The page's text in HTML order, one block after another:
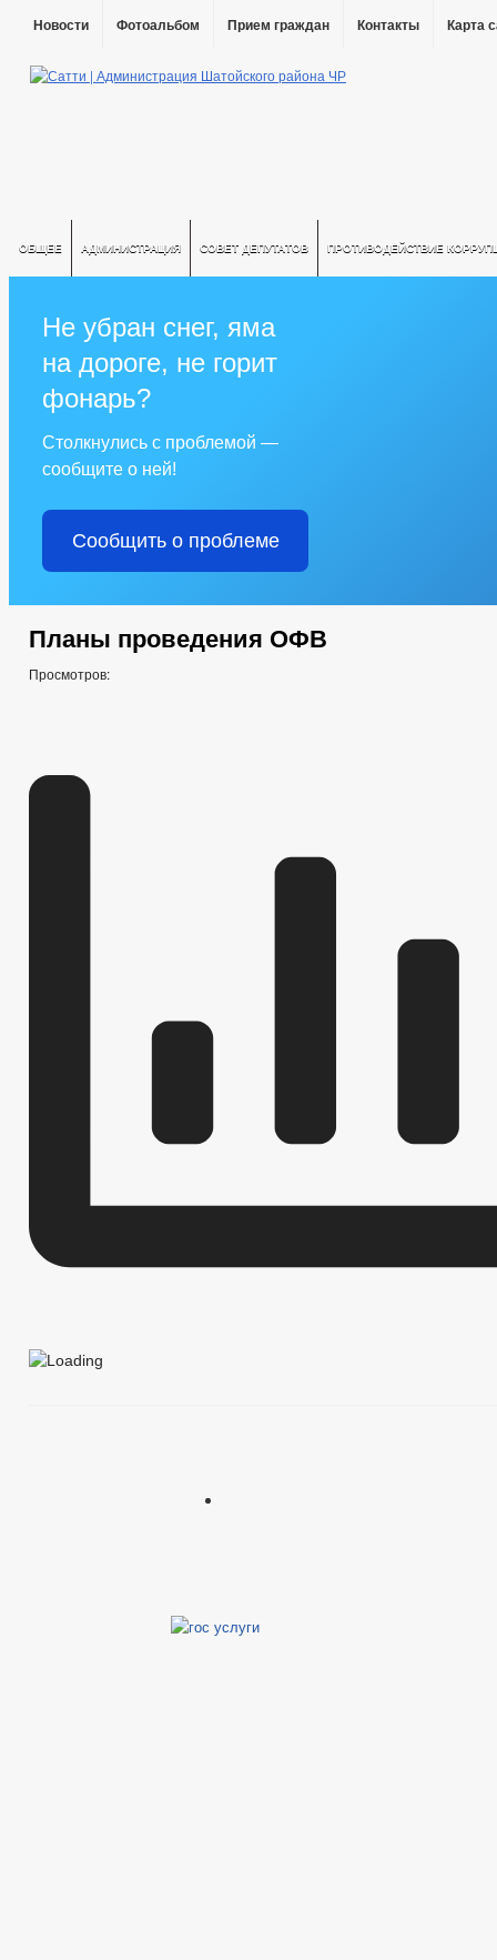
Новости Фотоальбом Прием граждан Контакты Карта
ОБЩЕЕ АДМИНИСТРАЦИЯ СОВЕТ ДЕПУТАТОВ ПРОТИВОДЕЙСТВИЕ
Не убран снег, яма
на дороге, не горит
фонарь?
Столкнулись с проблемой —
сообщите о ней!
Сообщить о проблеме
Планы проведения ОФВ
Просмотров: